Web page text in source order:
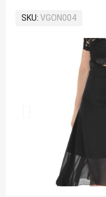
SKU VGON004